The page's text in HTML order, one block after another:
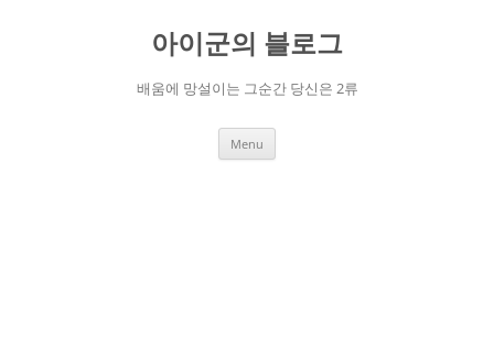
아이군의 블로그
배움에 망설이는 그순간 당신은 2류
Menu